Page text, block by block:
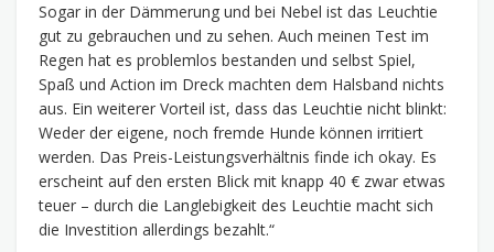
Sogar in der Dämmerung und bei Nebel ist das Leuchtie
gut zu gebrauchen und zu sehen. Auch meinen Test im
Regen hat es problemlos bestanden und selbst Spiel,
Spaß und Action im Dreck machten dem Halsband nichts
aus. Ein weiterer Vorteil ist, dass das Leuchtie nicht blinkt:
Weder der eigene, noch fremde Hunde können irritiert
werden. Das Preis-Leistungsverhältnis finde ich okay. Es
erscheint auf den ersten Blick mit knapp 40 € zwar etwas
teuer – durch die Langlebigkeit des Leuchtie macht sich
die Investition allerdings bezahlt.“